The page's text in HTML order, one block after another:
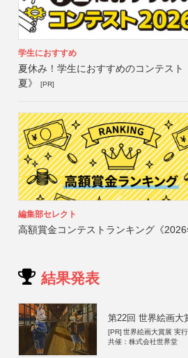
学生におすすめ
夏休み！学生におすすめのコンテスト
夏》
[PR]
編集部セレクト
高額賞金コンテストランキング《2026
結果発表
第22回 世界絵画大
[PR] 世界絵画大賞展 実
共催：株式会社世界堂